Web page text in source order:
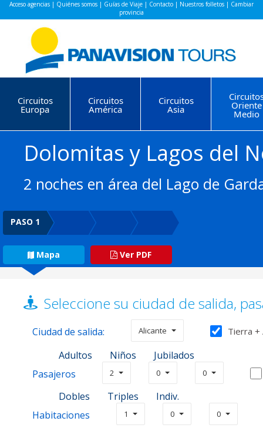
Acceso agencias | Quiénes somos | Guías de Viaje | Contacto | Nuestros folletos | Cambiar
provincia
Circuitos
Europa
Circuitos
América
Circuitos
Asia Oriente
Medio
Dolomitas y Lagos del
2 noches en área del Lago de
PASO 1
Mapa Ver PDF
Seleccione su ciudad de salida,
Ciudad de salida: Alicante Tierra +
Adultos Niños
Jubilados
Pasajeros
2 0 0
Dobles Triples
Indiv.
Habitaciones
1 0 0